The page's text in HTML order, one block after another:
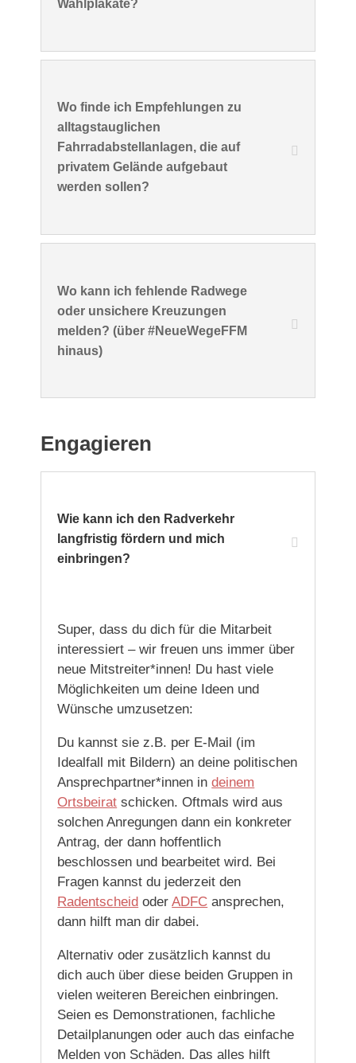
Wahlplakate?
Wo finde ich Empfehlungen zu
alltagstauglichen
Fahrradabstellanlagen, die auf
privatem Gelände aufgebaut
werden sollen?
Wo kann ich fehlende Radwege
oder unsichere Kreuzungen
melden? (über #NeueWegeFFM
hinaus)
Engagieren
Wie kann ich den Radverkehr
langfristig fördern und mich
einbringen?
Super, dass du dich für die Mitarbeit
interessiert – wir freuen uns immer über
neue Mitstreiter*innen! Du hast viele
Möglichkeiten um deine Ideen und
Wünsche umzusetzen:
Du kannst sie z.B. per E-Mail (im
Idealfall mit Bildern) an deine politischen
Ansprechpartner*innen indeinem
Ortsbeirat schicken. Oftmals wird aus
solchen Anregungen dann ein konkreter
Antrag, der dann hoffentlich
beschlossen und bearbeitet wird. Bei
Fragen kannst du jederzeit den
Radentscheid oderADFC ansprechen,
dann hilft man dir dabei.
Alternativ oder zusätzlich kannst du
dich auch über diese beiden Gruppen in
vielen weiteren Bereichen einbringen.
Seien es Demonstrationen, fachliche
Detailplanungen oder auch das einfache
Melden von Schäden. Das alles hilft